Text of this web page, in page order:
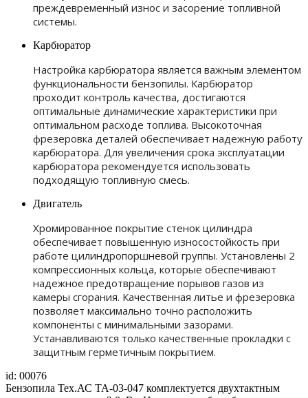
преждевременный износ и засорение топливной
системы.
Карбюратор
Настройка карбюратора является важным элементом
функциональности бензопилы. Карбюратор
проходит контроль качества, достигаются
оптимальные динамические характеристики при
оптимальном расходе топлива. Высокоточная
фрезеровка деталей обеспечивает надежную работу
карбюратора. Для увеличения срока эксплуатации
карбюратора рекомендуется использовать
подходящую топливную смесь.
Двигатель
Хромированное покрытие стенок цилиндра
обеспечивает повышенную износостойкость при
работе цилиндропоршневой группы. Установлены 2
компрессионных кольца, которые обеспечивают
надежное предотвращение порывов газов из
камеры сгорания. Качественная литье и фрезеровка
позволяет максимально точно расположить
компоненты с минимальными зазорами.
Устанавливаются только качественные прокладки с
защитным герметичным покрытием.
id: 00076
Бензопила Тех.АС ТА-03-047 комплектуется двухтактным